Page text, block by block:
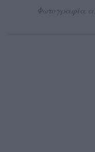
Φωτογραφία